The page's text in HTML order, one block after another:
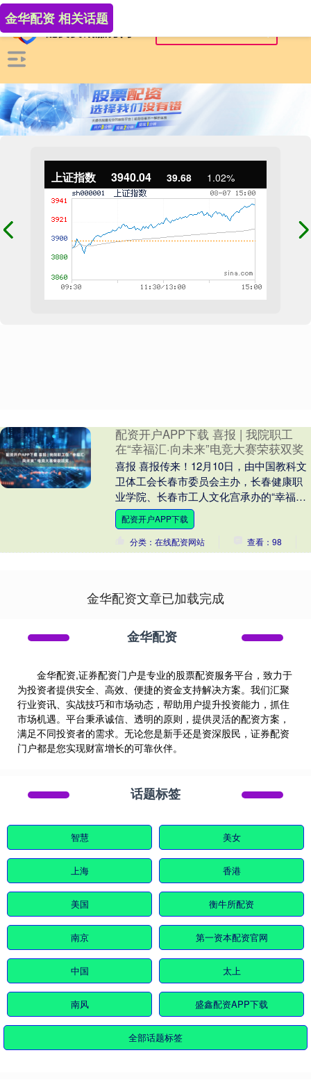
上证指数 3940.04 39.68 1.02%
金华配资 相关话题
配资开户APP下载 喜报 | 我院职工
在“幸福汇·向未来”电竞大赛荣获双奖
喜报 喜报传来！12月10日，由中国教科文
卫体工会长春市委员会主办，长春健康职
业学院、长春市工人文化宫承办的“幸福汇·
向未来”职工电竞大赛决赛落下帷幕。由北
京儿....
配资开户APP下载
分类：在线配资网站
查看：98
金华配资文章已加载完成
金华配资
金华配资,证券配资门户是专业的股票配资服务平台，致力于
为投资者提供安全、高效、便捷的资金支持解决方案。我们汇聚
行业资讯、实战技巧和市场动态，帮助用户提升投资能力，抓住
市场机遇。平台秉承诚信、透明的原则，提供灵活的配资方案，
满足不同投资者的需求。无论您是新手还是资深股民，证券配资
门户都是您实现财富增长的可靠伙伴。
话题标签
智慧 美女
上海 香港
美国 衡牛所配资
南京 第一资本配资官网
中国 太上
南风 盛鑫配资APP下载
全部话题标签